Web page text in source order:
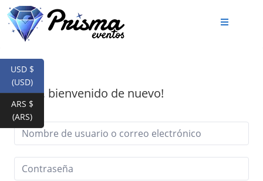
¡Hola, bienvenido de nuevo!
USD $
(USD)
ARS $
(ARS)